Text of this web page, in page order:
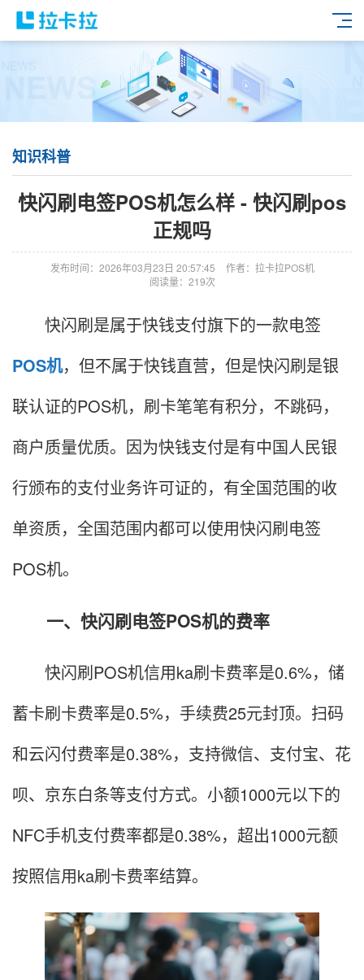
知识科普
快闪刷电签POS机怎么样 - 快闪刷pos
正规吗
发布时间：2026年03月23日 20:57:45
作者：拉卡拉POS机
阅读量：219次
快闪刷是属于快钱支付旗下的一款电签
POS机，但不属于快钱直营，但是快闪刷是银
联认证的POS机，刷卡笔笔有积分，不跳码，
商户质量优质。因为快钱支付是有中国人民银
行颁布的支付业务许可证的，有全国范围的收
单资质，全国范围内都可以使用快闪刷电签
POS机。
一、快闪刷电签POS机的费率
快闪刷POS机信用ka刷卡费率是0.6%，储
蓄卡刷卡费率是0.5%，手续费25元封顶。扫码
和云闪付费率是0.38%，支持微信、支付宝、花
呗、京东白条等支付方式。小额1000元以下的
NFC手机支付费率都是0.38%，超出1000元额
按照信用ka刷卡费率结算。